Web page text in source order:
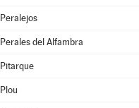
Peralejos
Perales del Alfambra
Pitarque
Plou